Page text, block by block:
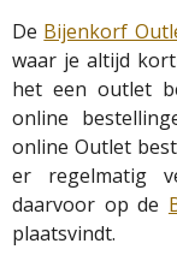
De Bijenkorf
waar je altijd
het een outlet
online
online Outlet
er regelmatig
daarvoor op de
plaatsvindt.